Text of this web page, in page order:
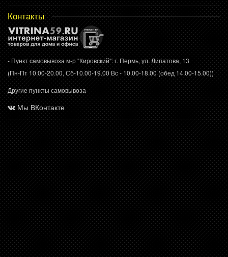
Контакты
- Пункт самовывоза м-р "Кировский": г. Пермь, ул. Липатова, 13
(Пн-Пт 10.00-20.00, Сб-10.00-19.00 Вс - 10.00-18.00 (обед 14.00-15.00))
Другие пункты самовывоза
Мы ВКонтакте